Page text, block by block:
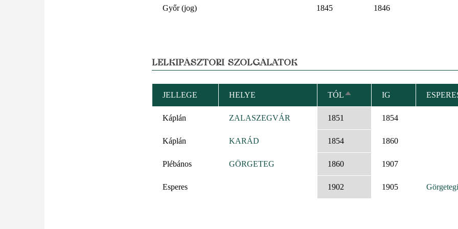
Győr (jog) 1845 1846
LELKIPÁSZTORI SZOLGÁLATOK
JELLEGE HELYE TÓLCSÖKKENŐ
RENDEZÉS
IG
Káplán ZALASZEGVÁR 1851 1854
Káplán KARÁD 1854 1860
Plébános GÖRGETEG 1860 1907
Esperes 1902 1905 Görgetegi